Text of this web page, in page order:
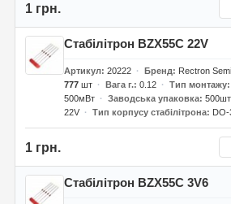
1 грн.
Стабілітрон BZX55C 22V
Артикул 20222 Бренд Rectron
777шт Вага г. 0.12 Тип монтажу
500мВт
Заводська упаковка 500шт.
22V
Тип корпусу стабілітрона DO-
1 грн.
Стабілітрон BZX55C 3V6